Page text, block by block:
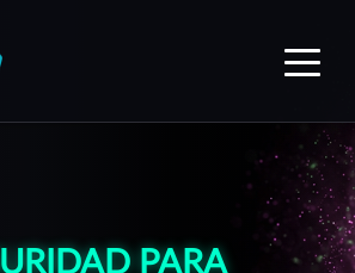
WhiteJaguars — Inicio
PARA